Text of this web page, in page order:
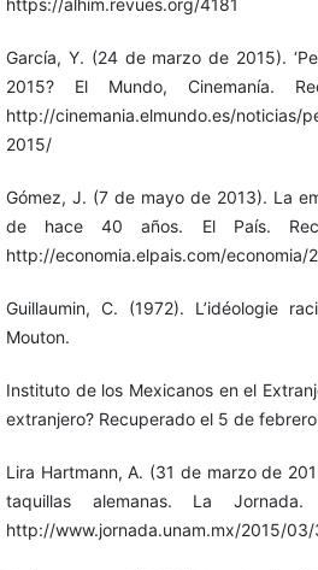
García, Y. (24 de marzo de 2015).
2015? El Mundo, Cinemanía.
http://cinemania.elmundo.es/noticias/
2015/
Gómez, J. (7 de mayo de 2013). La
de hace 40 años. El País.
http://economia.elpais.com/
Guillaumin, C. (1972). L’idéologie
Mouton.
Instituto de los Mexicanos en el
extranjero? Recuperado el 5 de
Lira Hartmann, A. (31 de marzo de
taquillas alemanas. La
http://www.jornada.unam.mx/2015/